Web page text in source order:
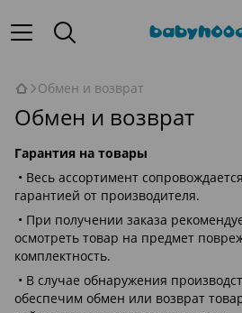
Обмен и возврат
Обмен и возврат
Гарантия на товары
• Весь ассортимент
гарантией от производителя.
• При получении заказа
осмотреть товар на предмет
комплектность.
• В случае обнаружения
обеспечим обмен или возврат